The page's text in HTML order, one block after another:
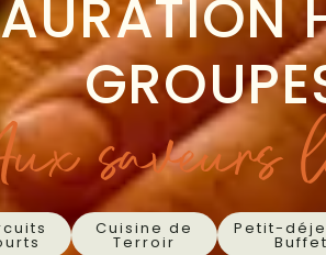
saveurs
Cuisine de
Terroir
Petit-
Buffet